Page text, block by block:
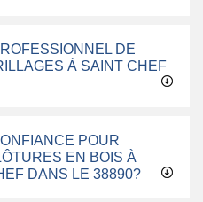
DE
À SAINT CHEF
POUR
EN BOIS À
DANS LE 38890?